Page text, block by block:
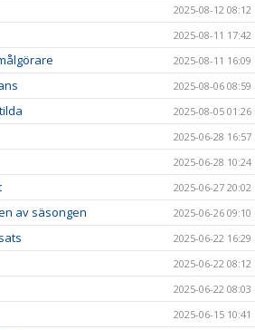
2025-08-12 08:12
2025-08-11 17:42
2025-08-11 16:09
2025-08-06 08:59
2025-08-05 01:26
2025-06-28 16:57
2025-06-28 10:24
2025-06-27 20:02
av säsongen 2025-06-26 09:10
2025-06-22 16:29
2025-06-22 08:12
2025-06-22 08:03
2025-06-15 10:41